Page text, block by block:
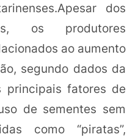
dos
os produtores
ao aumento
segundo dados da
principais fatores de
de sementes sem
como “piratas”,